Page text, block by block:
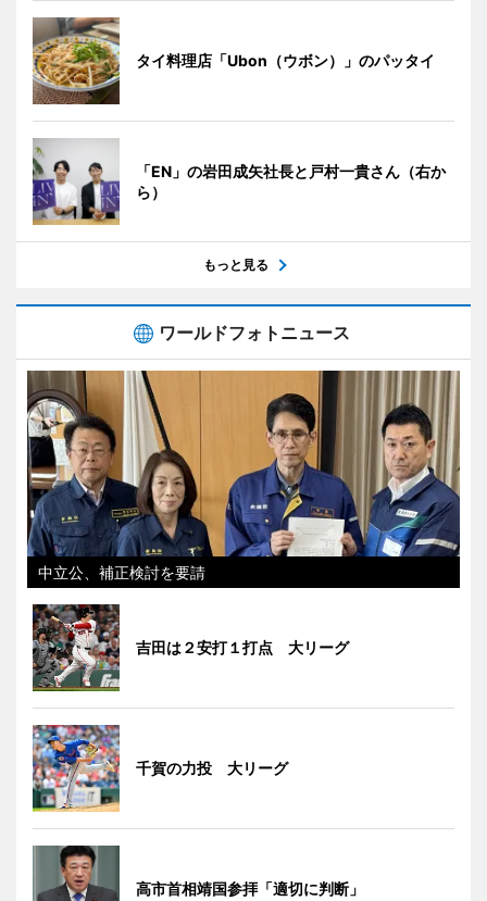
タイ料理店「Ubon（ウボン）」のパッタイ
「EN」の岩田成矢社長と戸村一貴さん（右か
ら）
もっと見る
ワールドフォトニュース
中立公、補正検討を要請
吉田は２安打１打点 大リーグ
千賀の力投 大リーグ
高市首相靖国参拝「適切に判断」